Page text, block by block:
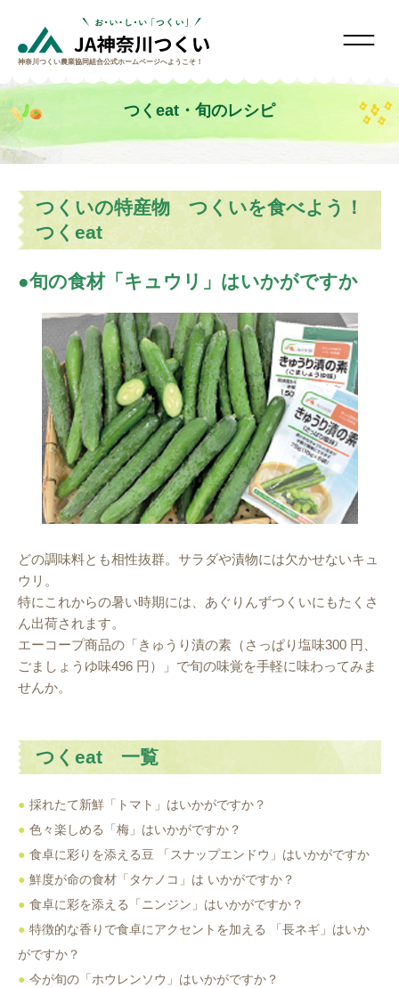
神奈川つくい農業協同組合公式ホームページへようこそ！
つくeat・旬のレシピ
つくいの特産物 つくいを食べよう！
つくeat
旬の食材「キュウリ」はいかがですか
どの調味料とも相性抜群。サラダや漬物には欠かせないキュ
ウリ。
特にこれからの暑い時期には、あぐりんずつくいにもたくさ
ん出荷されます。
エーコープ商品の「きゅうり漬の素（さっぱり塩味300 円、
ごましょうゆ味496 円）」で旬の味覚を手軽に味わってみま
せんか。
つくeat 一覧
採れたて新鮮「トマト」はいかがですか？
色々楽しめる「梅」はいかがですか？
食卓に彩りを添える豆 「スナップエンドウ」はいかがですか
鮮度が命の食材「タケノコ」は いかがですか？
食卓に彩を添える「ニンジン」はいかがですか？
特徴的な香りで食卓にアクセントを加える 「長ネギ」はいか
がですか？
今が旬の「ホウレンソウ」はいかがですか？